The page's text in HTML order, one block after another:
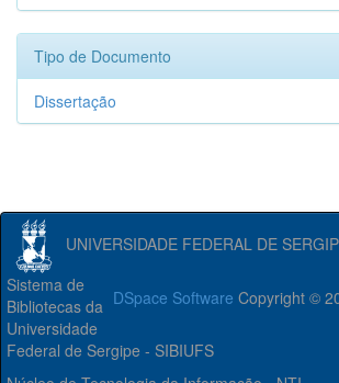
Tipo de Documento
Dissertação
UNIVERSIDADE FEDERAL DE
DSpace Software Copyright ©
Sistema de
Bibliotecas da
Universidade
Federal de Sergipe - SIBIUFS